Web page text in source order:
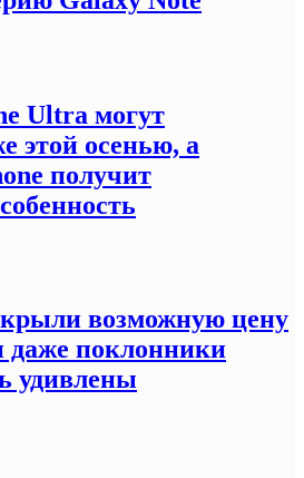
Ultra могут
этой осенью, а
получит
возможную цену
даже поклонники
удивлены